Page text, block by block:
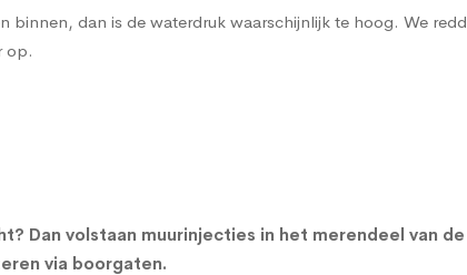
dan is de waterdruk waarschijnlijk te hoog. We
op.
Dan volstaan muurinjecties in het merendeel van
via boorgaten.